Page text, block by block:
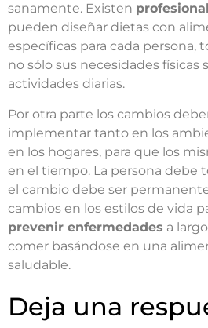
sanamente. Existen
pueden diseñar dietas con
específicas para cada persona,
no sólo sus necesidades físicas
actividades diarias.
Por otra parte los cambios
implementar tanto en los
en los hogares, para que los
en el tiempo. La persona debe
el cambio debe ser
cambios en los estilos de vida
prevenir enfermedades a
comer basándose en una
saludable.
Deja una